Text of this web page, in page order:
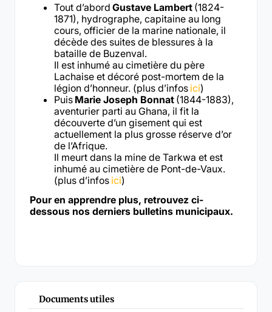
Tout d’abord Gustave Lambert (1824-
1871), hydrographe, capitaine au long
cours, officier de la marine nationale, il
décède des suites de blessures à la
bataille de Buzenval.
Il est inhumé au cimetière du père
Lachaise et décoré post-mortem de la
légion d’honneur. (plus d’infos ici)
Puis Marie Joseph Bonnat (1844-1883),
aventurier parti au Ghana, il fit la
découverte d’un gisement qui est
actuellement la plus grosse réserve d’or
de l’Afrique.
Il meurt dans la mine de Tarkwa et est
inhumé au cimetière de Pont-de-Vaux.
(plus d’infos ici)
Pour en apprendre plus, retrouvez ci-
dessous nos derniers bulletins municipaux.
Documents utiles